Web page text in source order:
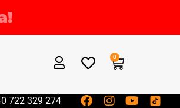
0
722 329 274